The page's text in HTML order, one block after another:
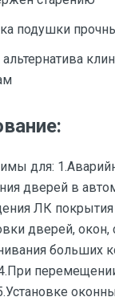
подушки
альтернатива
для:
дверей в
ЛК покрытия
дверей, окон,
больших